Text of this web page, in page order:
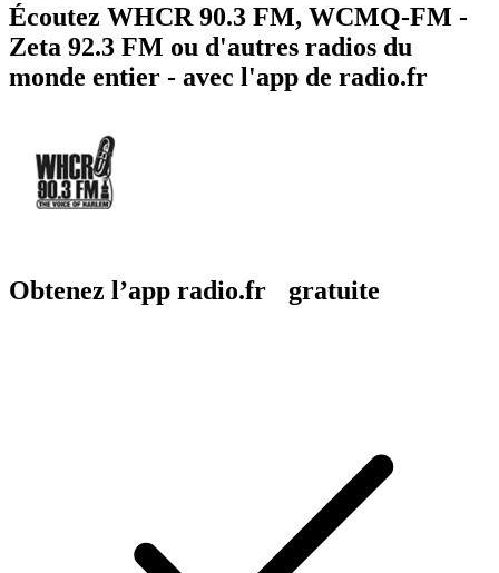
Écoutez WHCR 90.3 FM, WCMQ-FM -
Zeta 92.3 FM ou d'autres radios du
monde entier - avec l'app de radio.fr
Obtenez l’app radio.fr gratuite